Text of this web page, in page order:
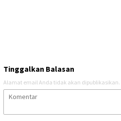
Tinggalkan Balasan
Alamat email Anda tidak akan dipublikasikan.